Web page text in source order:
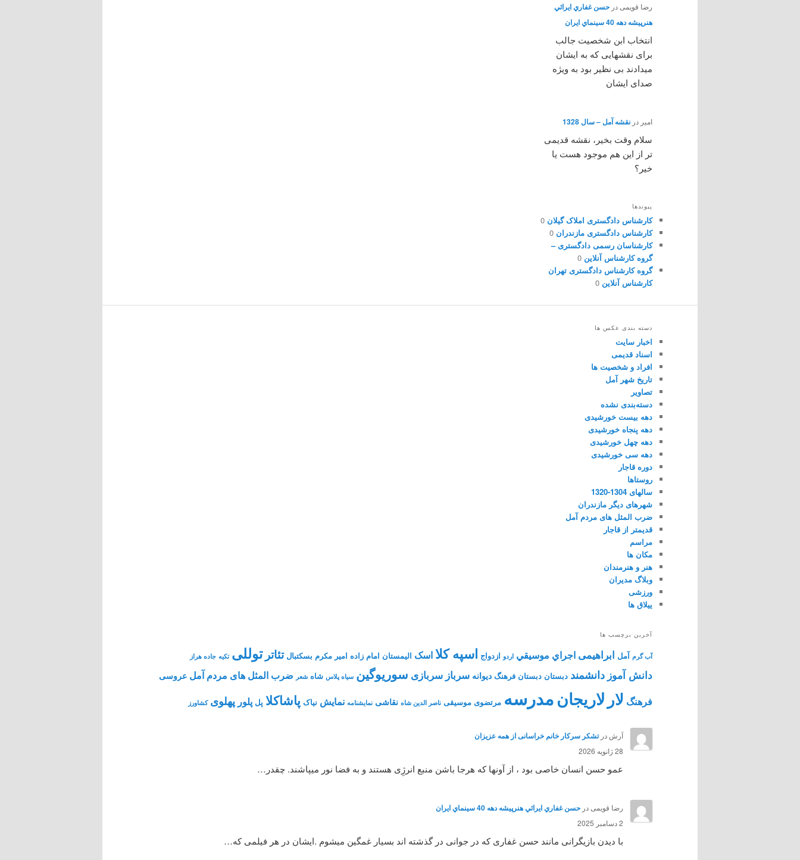
رضا قویمی در حسن غفاري ايرائي
هنرپيشه دهه 40 سينماي ايران
انتخاب ابن شخصیت جالب
برای نقشهایی که به ایشان
میدادند بی نظیر بود به ویژه
صدای ایشان
امیر در نقشه آمل – سال 1328
سلام وقت بخیر، نقشه قدیمی
تر از این هم موجود هست یا
خیر؟
پیوندها
کارشناس دادگستری املاک گیلان
کارشناس دادگستری مازندران
کارشناسان رسمی دادگستری –
گروه کارشناس آنلاین
گروه کارشناس دادگستری تهران
کارشناس آنلاین
دسته بندی عکس ها
اخبار سایت
اسناد قدیمی
افراد و شخصیت ها
تاریخ شهر آمل
تصاویر
دسته‌بندی نشده
دهه بیست خورشیدی
دهه پنجاه خورشیدی
دهه چهل خورشیدی
دهه سی خورشیدی
دوره قاجار
روستاها
سالهای 1304-1320
شهرهای دیگر مازندران
ضرب المثل های مردم آمل
قدیمتر از قاجار
مراسم
مکان ها
هنر و هنرمندان
وبلاگ مدیران
ورزشی
ییلاق ها
آخرین برچسب ها
آب گرم آمل ابراهیمی اجراي موسيقي اردو ازدواج اسپه کلااسک الیمستان امام زاده امیر مکرم بسکتبال تئاتر توللی تکیه جاده هراز
دانش آموز دانشمند دبستان دبستان فرهنگ دیوانه سرباز سربازی سوریوگین سیاه پلاس شاه شعر ضرب المثل های مردم آمل عروسی
فرهنگ لار لاریجانمدرسه مرتضوی موسیقی ناصر الدین شاه نقاشی نمايشنامه نمایش نیاک پاشاکلا پل پلور پهلوی کشاورز
آرش درتشکر سرکار خانم خراسانی از همه عزیزان
28 ژانویه 2026
عمو حسن انسان خاصی بود ، از آونها که هرجا باشن منبع انرژِی هستند و به فضا نور میپاشند. چقدر…
رضا قویمی در حسن غفاري ايرائي هنرپيشه دهه 40 سينماي ايران
2 دسامبر 2025
با دیدن بازیگرانی مانند حسن غفاری که در جوانی در گذشته اند بسیار غمگین میشوم .ایشان در هر فیلمی که…